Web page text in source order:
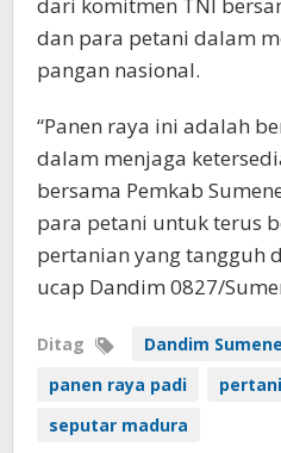
dari komitmen TNI
dan para petani dalam
pangan nasional.
“Panen raya ini adalah
dalam menjaga
bersama Pemkab
para petani untuk terus
pertanian yang tangguh
ucap Dandim 0827/
Ditag Dandim
panen raya padi
seputar madura